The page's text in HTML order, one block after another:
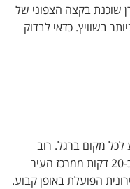
שוכנת בקצה הצפוני של
בשוויץ. כדאי לבדוק
לכל מקום ברגל. רוב
האתרים המרכזיים נמצאים במרחק של כ-20 דקות ממרכז העיר
הפועלת באופן קבוע.